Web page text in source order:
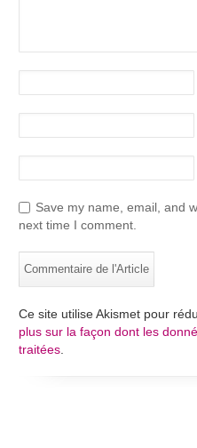
Save my name, email, and
next time I comment.
Ce site utilise Akismet pour
plus sur la façon dont les
traitées